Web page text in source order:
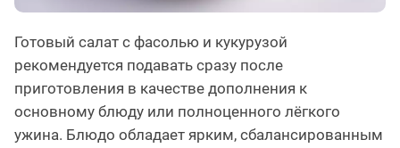
Готовый салат с фасолью и кукурузой
рекомендуется подавать сразу после
приготовления в качестве дополнения к
основному блюду или полноценного лёгкого
ужина. Блюдо обладает ярким, сбалансированным